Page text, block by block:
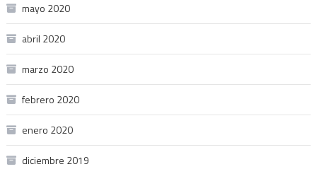
mayo 2020
abril 2020
marzo 2020
febrero 2020
enero 2020
diciembre 2019